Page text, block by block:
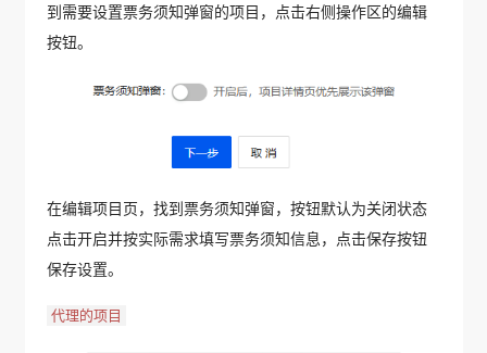
到需要设置票务须知弹窗的项目，点击右侧操作区的编辑
按钮。
在编辑项目页，找到票务须知弹窗，按钮默认为关闭状态
点击开启并按实际需求填写票务须知信息，点击保存按钮
保存设置。
代理的项目